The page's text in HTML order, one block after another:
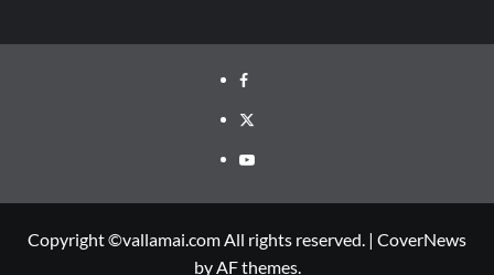
Facebook
Twitter
Youtube
Copyright ©vallamai.com All rights reserved. | CoverNews
by AF themes.